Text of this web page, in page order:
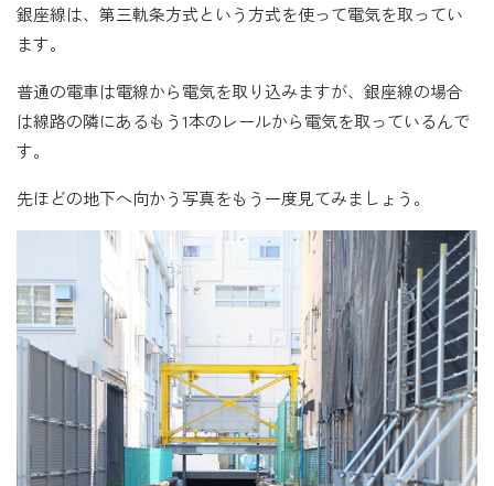
銀座線は、第三軌条方式という方式を使って電気を取ってい
ます。
普通の電車は電線から電気を取り込みますが、銀座線の場合
は線路の隣にあるもう1本のレールから電気を取っているんで
す。
先ほどの地下へ向かう写真をもう一度見てみましょう。